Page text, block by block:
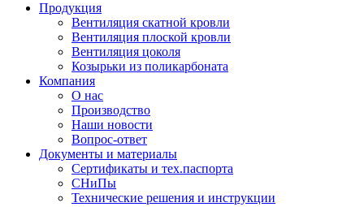
Продукция
Вентиляция скатной кровли
Вентиляция плоской кровли
Вентиляция цоколя
Козырьки из поликарбоната
Компания
О нас
Производство
Наши новости
Вопрос-ответ
Документы и материалы
Сертификаты и тех.паспорта
СНиПы
Технические решения и инструкции